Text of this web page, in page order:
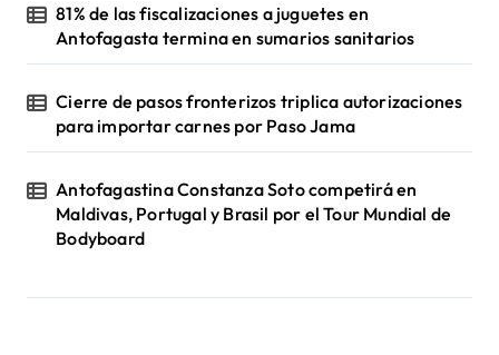
81% de las fiscalizaciones a juguetes en
Antofagasta termina en sumarios sanitarios
Cierre de pasos fronterizos triplica autorizaciones
para importar carnes por Paso Jama
Antofagastina Constanza Soto competirá en
Maldivas, Portugal y Brasil por el Tour Mundial de
Bodyboard